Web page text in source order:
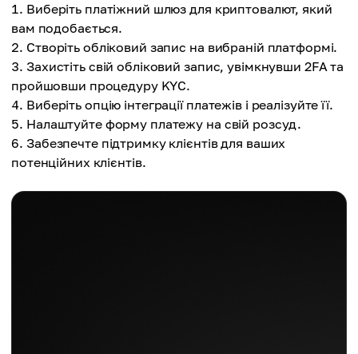
Виберіть платіжний шлюз для криптовалют, який
вам подобається.
Створіть обліковий запис на вибраній платформі.
Захистіть свій обліковий запис, увімкнувши 2FA та
пройшовши процедуру KYC.
Виберіть опцію інтеграції платежів і реалізуйте її.
Налаштуйте форму платежу на свій розсуд.
Забезпечте підтримку клієнтів для ваших
потенційних клієнтів.